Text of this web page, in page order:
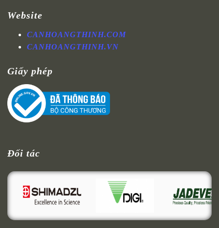
Website
CANHOANGTHINH.COM
CANHOANGTHINH.VN
Giấy phép
Đối tác